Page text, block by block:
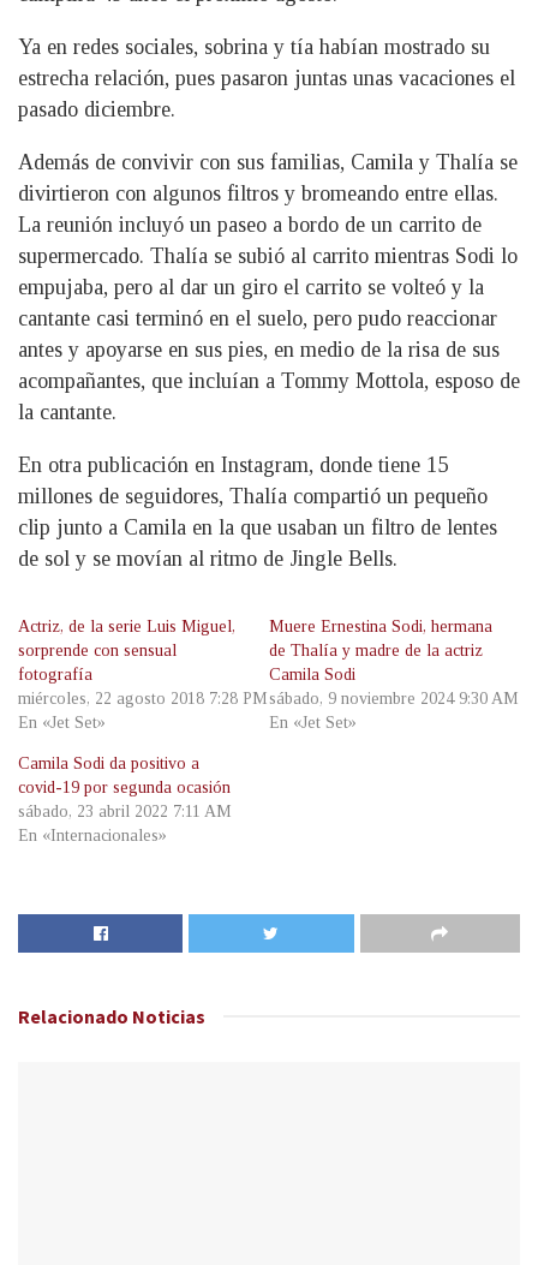
Ya en redes sociales, sobrina y tía habían mostrado su
estrecha relación, pues pasaron juntas unas vacaciones el
pasado diciembre.
Además de convivir con sus familias, Camila y Thalía se
divirtieron con algunos filtros y bromeando entre ellas.
La reunión incluyó un paseo a bordo de un carrito de
supermercado. Thalía se subió al carrito mientras Sodi lo
empujaba, pero al dar un giro el carrito se volteó y la
cantante casi terminó en el suelo, pero pudo reaccionar
antes y apoyarse en sus pies, en medio de la risa de sus
acompañantes, que incluían a Tommy Mottola, esposo de
la cantante.
En otra publicación en Instagram, donde tiene 15
millones de seguidores, Thalía compartió un pequeño
clip junto a Camila en la que usaban un filtro de lentes
de sol y se movían al ritmo de Jingle Bells.
Actriz, de la serie Luis Miguel,
sorprende con sensual
fotografía
miércoles, 22 agosto 2018 7:28 PM
En «Jet Set»
Muere Ernestina Sodi, hermana
de Thalía y madre de la actriz
Camila Sodi
sábado, 9 noviembre 2024 9:30 AM
En «Jet Set»
Camila Sodi da positivo a
covid-19 por segunda ocasión
sábado, 23 abril 2022 7:11 AM
En «Internacionales»
Relacionado Noticias